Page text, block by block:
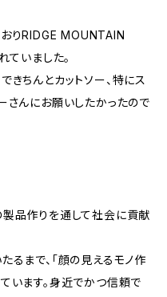
りRIDGE MOUNTAIN
ていました。
きちんとカットソー、特にス
さんにお願いしたかったので
品作りを通して社会に貢献
るまで、「顔の見えるモノ作
います。身近でかつ信頼で